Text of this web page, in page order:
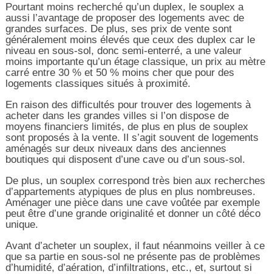
Pourtant moins recherché qu’un duplex, le souplex a
aussi l’avantage de proposer des logements avec de
grandes surfaces. De plus, ses prix de vente sont
généralement moins élevés que ceux des duplex car le
niveau en sous-sol, donc semi-enterré, a une valeur
moins importante qu’un étage classique, un prix au mètre
carré entre 30 % et 50 % moins cher que pour des
logements classiques situés à proximité.
En raison des difficultés pour trouver des logements à
acheter dans les grandes villes si l’on dispose de
moyens financiers limités, de plus en plus de souplex
sont proposés à la vente. Il s’agit souvent de logements
aménagés sur deux niveaux dans des anciennes
boutiques qui disposent d’une cave ou d’un sous-sol.
De plus, un souplex correspond très bien aux recherches
d’appartements atypiques de plus en plus nombreuses.
Aménager une pièce dans une cave voûtée par exemple
peut être d’une grande originalité et donner un côté déco
unique.
Avant d’acheter un souplex, il faut néanmoins veiller à ce
que sa partie en sous-sol ne présente pas de problèmes
d’humidité, d’aération, d’infiltrations, etc., et, surtout si